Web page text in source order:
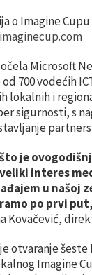
o Imagine
Microsoft
od 700 vodećih
lokalnih i
sigurnosti, s
je
interes
u našoj
po prvi put,
Kovačević,
otvaranje
Imagine